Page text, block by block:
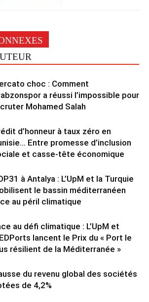
choc : Comment
a réussi l’impossible pour
Mohamed Salah
d’honneur à taux zéro en
Entre promesse d’inclusion
et casse-tête économique
à Antalya : L’UpM et la Turquie
le bassin méditerranéen
au péril climatique
au défi climatique : L’UpM et
lancent le Prix du « Port le
résilient de la Méditerranée »
du revenu global des sociétés
de 4,2%